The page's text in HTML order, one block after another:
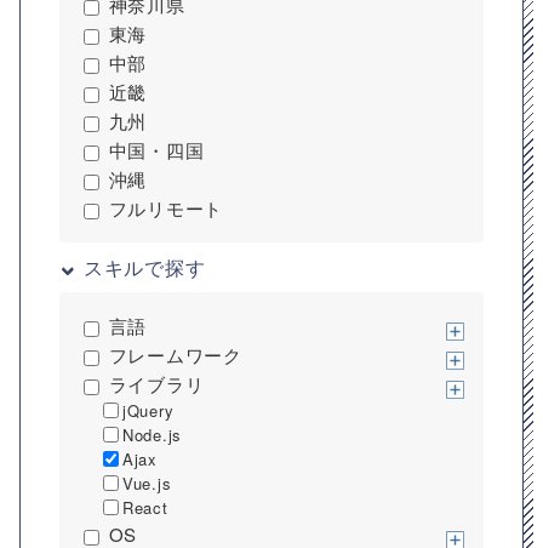
東海
中部
近畿
九州
中国・四国
沖縄
フルリモート
スキルで探す
言語
フレームワーク
ライブラリ
jQuery
Node.js
Ajax
Vue.js
React
OS